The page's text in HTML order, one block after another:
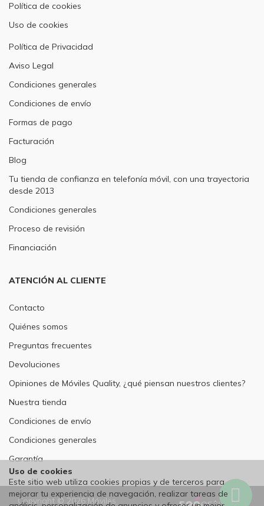
Política de cookies
Uso de cookies
Política de Privacidad
Aviso Legal
Condiciones generales
Condiciones de envío
Formas de pago
Facturación
Blog
Tu tienda de confianza en telefonía móvil, con una trayectoria
desde 2013
Condiciones generales
Proceso de revisión
Financiación
ATENCIÓN AL CLIENTE
Contacto
Quiénes somos
Preguntas frecuentes
Devoluciones
Opiniones de Móviles Quality, ¿qué piensan nuestros clientes?
Nuestra tienda
Condiciones de envío
Condiciones generales
Garantía
Copyright © 2026 Móviles
Uso de cookies
Este sitio web utiliza cookies propias y de terceros para
mejorar tu experiencia de navegación, realizar tareas de